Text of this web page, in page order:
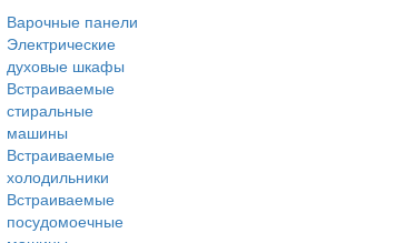
Варочные панели
Электрические
духовые шкафы
Встраиваемые
стиральные
машины
Встраиваемые
холодильники
Встраиваемые
посудомоечные